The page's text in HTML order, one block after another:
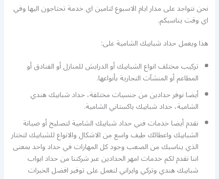
نحن نتواجد على مدار ايام الاسبوع لتامين اي خدمة تحتاجون اليها وفي
اي وقت يناسبكم.
هذا ويعمل حداد شبابيك الشامية على:
تركيب مختلف انواع الشبابيك أو الدرايش للمنازل أو الفنادق أو
المطاعم أو المنشآت التجارية بأنواعها.
أيضا نوفر حدادين من جنسيات مختلفة، حداد شبابيك هندي
الشامية، حداد شبابيك باكستاني الشامية.
نقدم أيضا خدمات فني حداد شبابيك الشامية لتصليح أو صيانة
الشبابيك واعطائك طيف واسع من الاشكال والانواع للشبابيك لتختار
الذي يناسبك من الصعب وجود كل المهارات في حداد واحد بمعنى
اننا نقدم لكم خدمات امهر الحدادين عبر شركتنا من حداد ابواب
شبابيك هندي وتركي وايراني لنعمل على توفير افضل الخبرات